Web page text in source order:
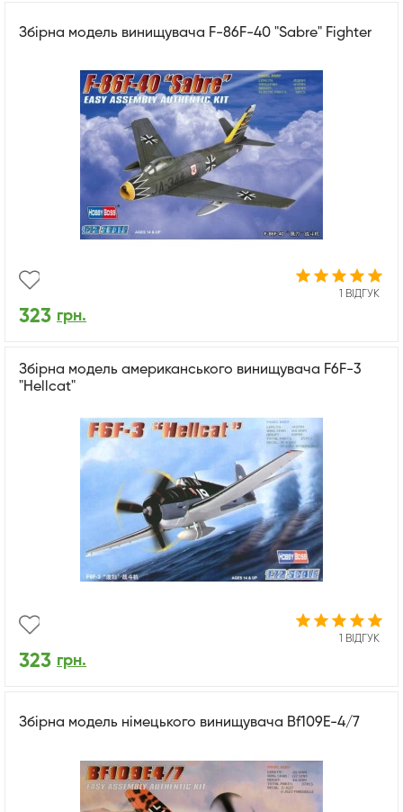
Збірна модель винищувача F-86F-40 "Sabre" Fighter
1 ВІДГУК
323 грн.
Збірна модель американського винищувача F6F-3
"Hellcat"
1 ВІДГУК
323 грн.
Збірна модель німецького винищувача Bf109E-4/7